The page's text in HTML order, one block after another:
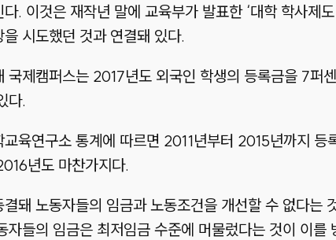
다. 이것은 재작년 말에 교육부가 발표한 ‘대학 학사제
을 시도했던 것과 연결돼 있다.
국제캠퍼스는 2017년도 외국인 학생의 등록금을 7퍼
다.
교육연구소 통계에 따르면 2011년부터 2015년까지
년도 마찬가지다.
결돼 노동자들의 임금과 노동조건을 개선할 수 없다
자들의 임금은 최저임금 수준에 머물렀다는 것이 이